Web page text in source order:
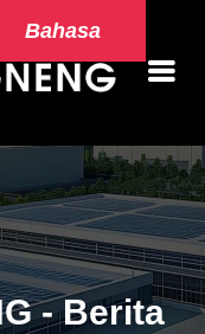
Bahasa
- Berita